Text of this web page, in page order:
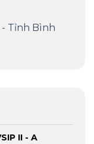
- Tỉnh Bình
II - A